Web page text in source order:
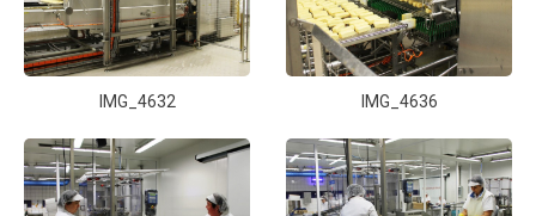
IMG_4632 IMG_4636